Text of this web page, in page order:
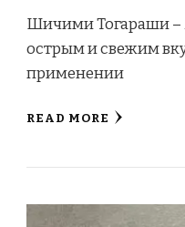
Шичими Тогараши –
острым и свежим
применении
READ MORE